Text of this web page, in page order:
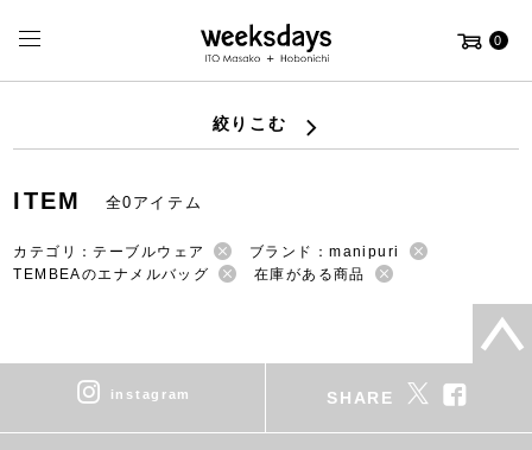
0
絞りこむ
ITEM 全0アイテム
カテゴリ：テーブルウェア
ブランド：manipuri
TEMBEAのエナメルバッグ
在庫がある商品
instagram SHARE